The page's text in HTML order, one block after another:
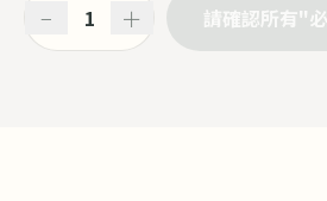
− ＋ 請確認所有"